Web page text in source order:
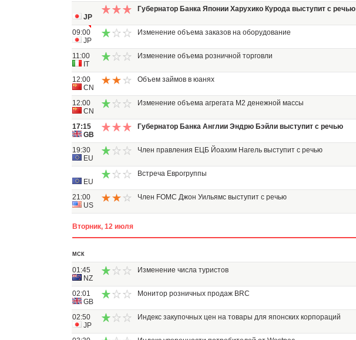
JP
Губернатор Банка Японии Харухико Курода выступит с речью
09:00
JP
Изменение объема заказов на оборудование
11:00
IT
Изменение объема розничной торговли
12:00
CN
Объем займов в юанях
12:00
CN
Изменение объема агрегата М2 денежной массы
17:15
GB
Губернатор Банка Англии Эндрю Бэйли выступит с речью
19:30
EU
Член правления ЕЦБ Йоахим Нагель выступит с речью
EU
Встреча Еврогруппы
21:00
US
Член FOMC Джон Уильямс выступит с речью
Вторник, 12 июля
МСК
01:45
NZ
Изменение числа туристов
02:01
GB
Монитор розничных продаж BRC
02:50
JP
Индекс закупочных цен на товары для японских корпораций